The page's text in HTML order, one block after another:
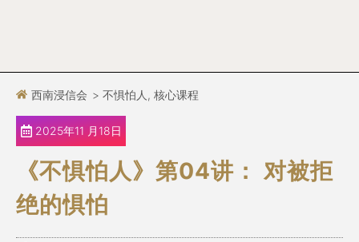
西南浸信会 > 不惧怕人 , 核心课程
2025年11 月18日
《不惧怕人》第04讲： 对被拒
绝的惧怕